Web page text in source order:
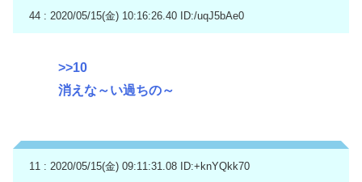
44 : 2020/05/15(金) 10:16:26.40 ID:/uqJ5bAe0
>>10
消えな～い過ちの～
11 : 2020/05/15(金) 09:11:31.08 ID:+knYQkk70